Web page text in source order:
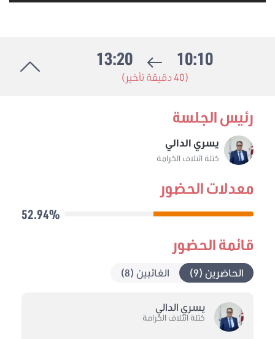
10:10
13:20
(40 دقيقة تأخير)
رئيس الجلسة
يسري الدالي
كتلة ائتلاف الكرامة
معدلات الحضور
52.94%
قائمة الحضور
الحاضرين (9) الغائبين (8)
يسري الدالي
كتلة ائتلاف الكرامة